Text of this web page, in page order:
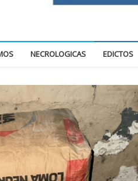
NECROLOGICAS EDICTOS